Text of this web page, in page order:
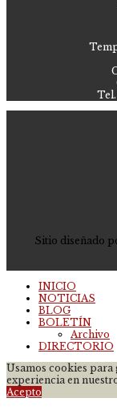
Tel.
Sitio diseñado
INICIO
NOTICIAS
BLOG
BOLETÍN
Archivo
DIRECTORIO
Usamos cookies
experiencia en
Acepto